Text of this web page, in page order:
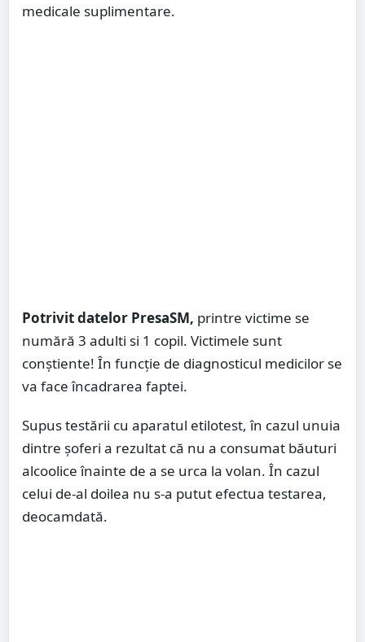
medicale suplimentare.
Potrivit datelor PresaSM, printre victime se
numără 3 adulti si 1 copil. Victimele sunt
conștiente! În funcție de diagnosticul medicilor se
va face încadrarea faptei.
Supus testării cu aparatul etilotest, în cazul unuia
dintre șoferi a rezultat că nu a consumat băuturi
alcoolice înainte de a se urca la volan. În cazul
celui de-al doilea nu s-a putut efectua testarea,
deocamdată.